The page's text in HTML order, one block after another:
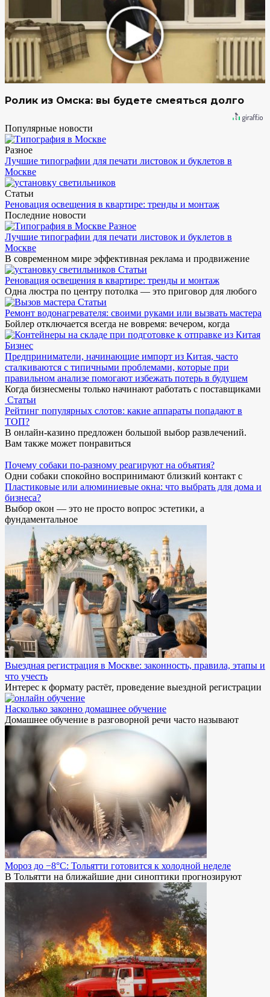
Ролик из Омска: вы будете смеяться долго
Популярные новости
Разное
Лучшие типографии для печати листовок и буклетов в
Москве
Статьи
Реновация освещения в квартире: тренды и монтаж
Последние новости
Разное
Лучшие типографии для печати листовок и буклетов в
Москве
В современном мире эффективная реклама и продвижение
Статьи
Реновация освещения в квартире: тренды и монтаж
Одна люстра по центру потолка — это приговор для любого
Статьи
Ремонт водонагревателя: своими руками или вызвать мастера
Бойлер отключается всегда не вовремя: вечером, когда
Бизнес
Предприниматели, начинающие импорт из Китая, часто
сталкиваются с типичными проблемами, которые при
правильном анализе помогают избежать потерь в будущем
Когда бизнесмены только начинают работать с поставщиками
Статьи
Рейтинг популярных слотов: какие аппараты попадают в
ТОП?
В онлайн-казино предложен большой выбор развлечений.
Вам также может понравиться
Почему собаки по-разному реагируют на объятия?
Одни собаки спокойно воспринимают близкий контакт с
Пластиковые или алюминиевые окна: что выбрать для дома и
бизнеса?
Выбор окон — это не просто вопрос эстетики, а
фундаментальное
Выездная регистрация в Москве: законность, правила, этапы и
что учесть
Интерес к формату растёт, проведение выездной регистрации
Насколько законно домашнее обучение
Домашнее обучение в разговорной речи часто называют
Мороз до −8°C: Тольятти готовится к холодной неделе
В Тольятти на ближайшие дни синоптики прогнозируют